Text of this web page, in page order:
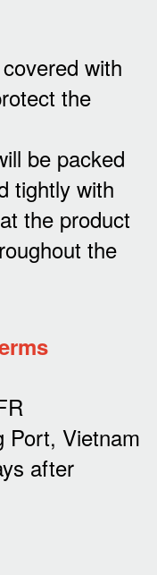
with
the
be packed
tightly with
the product
the
Port, Vietnam
after